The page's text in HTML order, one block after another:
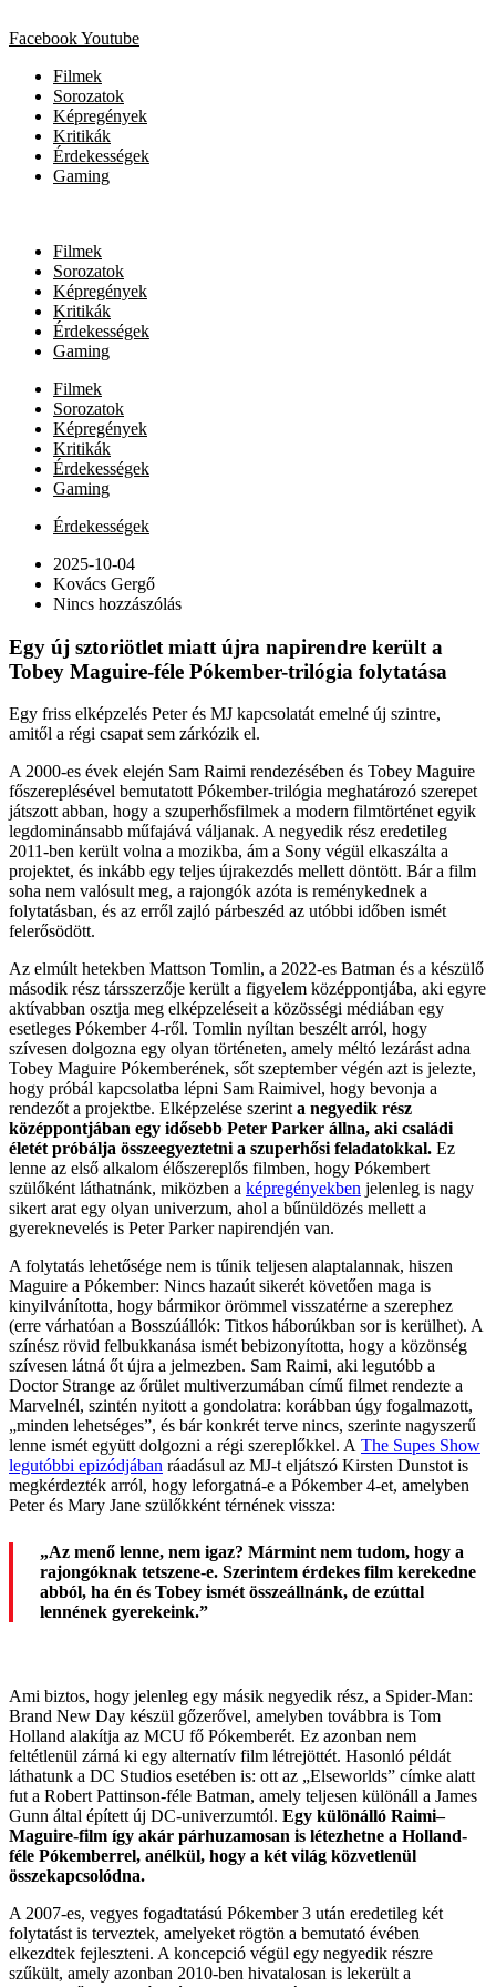
FacebookYoutube
Filmek
Sorozatok
Képregények
Kritikák
Érdekességek
Gaming
Filmek
Sorozatok
Képregények
Kritikák
Érdekességek
Gaming
Filmek
Sorozatok
Képregények
Kritikák
Érdekességek
Gaming
Érdekességek
2025-10-04
Kovács Gergő
Nincs hozzászólás
Egy új sztoriötlet miatt újra napirendre került a
Tobey Maguire-féle Pókember-trilógia folytatása
Egy friss elképzelés Peter és MJ kapcsolatát emelné új szintre,
amitől a régi csapat sem zárkózik el.
A 2000-es évek elején Sam Raimi rendezésében és Tobey Maguire
főszereplésével bemutatott Pókember-trilógia meghatározó szerepet
játszott abban, hogy a szuperhősfilmek a modern filmtörténet egyik
legdominánsabb műfajává váljanak. A negyedik rész eredetileg
2011-ben került volna a mozikba, ám a Sony végül elkaszálta a
projektet, és inkább egy teljes újrakezdés mellett döntött. Bár a film
soha nem valósult meg, a rajongók azóta is reménykednek a
folytatásban, és az erről zajló párbeszéd az utóbbi időben ismét
felerősödött.
Az elmúlt hetekben Mattson Tomlin, a 2022-es Batman és a készülő
második rész társszerzője került a figyelem középpontjába, aki egyre
aktívabban osztja meg elképzeléseit a közösségi médiában egy
esetleges Pókember 4-ről. Tomlin nyíltan beszélt arról, hogy
szívesen dolgozna egy olyan történeten, amely méltó lezárást adna
Tobey Maguire Pókemberének, sőt szeptember végén azt is jelezte,
hogy próbál kapcsolatba lépni Sam Raimivel, hogy bevonja a
rendezőt a projektbe. Elképzelése szerinta negyedik rész
középpontjában egy idősebb Peter Parker állna, aki családi
életét próbálja összeegyeztetni a szuperhősi feladatokkal. Ez
lenne az első alkalom élőszereplős filmben, hogy Pókembert
szülőként láthatnánk, miközben a képregényekben jelenleg is nagy
sikert arat egy olyan univerzum, ahol a bűnüldözés mellett a
gyereknevelés is Peter Parker napirendjén van.
A folytatás lehetősége nem is tűnik teljesen alaptalannak, hiszen
Maguire a Pókember: Nincs hazaút sikerét követően maga is
kinyilvánította, hogy bármikor örömmel visszatérne a szerephez
(erre várhatóan a Bosszúállók: Titkos háborúkban sor is kerülhet). A
színész rövid felbukkanása ismét bebizonyította, hogy a közönség
szívesen látná őt újra a jelmezben. Sam Raimi, aki legutóbb a
Doctor Strange az őrület multiverzumában című filmet rendezte a
Marvelnél, szintén nyitott a gondolatra: korábban úgy fogalmazott,
„minden lehetséges”, és bár konkrét terve nincs, szerinte nagyszerű
lenne ismét együtt dolgozni a régi szereplőkkel. A The Supes Show
legutóbbi epizódjában ráadásul az MJ-t eljátszó Kirsten Dunstot is
megkérdezték arról, hogy leforgatná-e a Pókember 4-et, amelyben
Peter és Mary Jane szülőkként térnének vissza:
„Az menő lenne, nem igaz? Mármint nem tudom, hogy a
rajongóknak tetszene-e. Szerintem érdekes film kerekedne
abból, ha én és Tobey ismét összeállnánk, de ezúttal
lennének gyerekeink.”
Ami biztos, hogy jelenleg egy másik negyedik rész, a Spider-Man:
Brand New Day készül gőzerővel, amelyben továbbra is Tom
Holland alakítja az MCU fő Pókemberét. Ez azonban nem
feltétlenül zárná ki egy alternatív film létrejöttét. Hasonló példát
láthatunk a DC Studios esetében is: ott az „Elseworlds” címke alatt
fut a Robert Pattinson-féle Batman, amely teljesen különáll a James
Gunn által épített új DC-univerzumtól. Egy különálló Raimi–
Maguire-film így akár párhuzamosan is létezhetne a Holland-
féle Pókemberrel, anélkül, hogy a két világ közvetlenül
összekapcsolódna.
A 2007-es, vegyes fogadtatású Pókember 3 után eredetileg két
folytatást is terveztek, amelyeket rögtön a bemutató évében
elkezdtek fejleszteni. A koncepció végül egy negyedik részre
szűkült, amely azonban 2010-ben hivatalosan is lekerült a